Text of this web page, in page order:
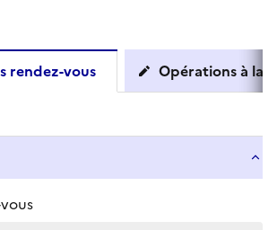
rendez-vous Opérations à la